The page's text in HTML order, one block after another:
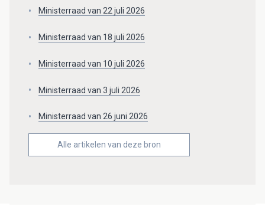
Ministerraad van 22 juli 2026
Ministerraad van 18 juli 2026
Ministerraad van 10 juli 2026
Ministerraad van 3 juli 2026
Ministerraad van 26 juni 2026
Alle artikelen van deze bron